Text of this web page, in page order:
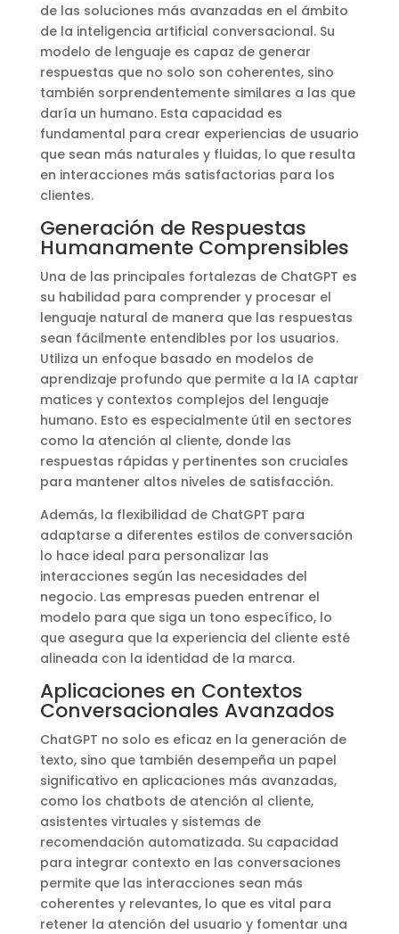
de las soluciones más avanzadas en el ámbito
de la inteligencia artificial conversacional. Su
modelo de lenguaje es capaz de generar
respuestas que no solo son coherentes, sino
también sorprendentemente similares a las que
daría un humano. Esta capacidad es
fundamental para crear experiencias de usuario
que sean más naturales y fluidas, lo que resulta
en interacciones más satisfactorias para los
clientes.
Generación de Respuestas
Humanamente Comprensibles
Una de las principales fortalezas de ChatGPT es
su habilidad para comprender y procesar el
lenguaje natural de manera que las respuestas
sean fácilmente entendibles por los usuarios.
Utiliza un enfoque basado en modelos de
aprendizaje profundo que permite a la IA captar
matices y contextos complejos del lenguaje
humano. Esto es especialmente útil en sectores
como la atención al cliente, donde las
respuestas rápidas y pertinentes son cruciales
para mantener altos niveles de satisfacción.
Además, la flexibilidad de ChatGPT para
adaptarse a diferentes estilos de conversación
lo hace ideal para personalizar las
interacciones según las necesidades del
negocio. Las empresas pueden entrenar el
modelo para que siga un tono específico, lo
que asegura que la experiencia del cliente esté
alineada con la identidad de la marca.
Aplicaciones en Contextos
Conversacionales Avanzados
ChatGPT no solo es eficaz en la generación de
texto, sino que también desempeña un papel
significativo en aplicaciones más avanzadas,
como los chatbots de atención al cliente,
asistentes virtuales y sistemas de
recomendación automatizada. Su capacidad
para integrar contexto en las conversaciones
permite que las interacciones sean más
coherentes y relevantes, lo que es vital para
retener la atención del usuario y fomentar una